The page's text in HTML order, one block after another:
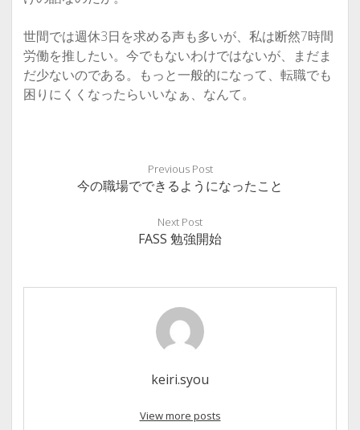
世間では週休3日を求める声も多いが、私は断然7時間
労働を推したい。今でもないわけではないが、まだま
だ少ないのである。もっと一般的になって、転職でも
困りにくくなったらいいなぁ、なんて。
Previous Post
今の職場でできるようになったこと
Next Post
FASS 勉強開始
keiri.syou
View more posts